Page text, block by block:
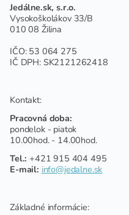
Jedálne.sk, s.r.o.
Vysokoškolákov 33/B
010 08 Žilina
IČO: 53 064 275
IČ DPH: SK2121262418
Kontakt:
Pracovná doba:
pondelok - piatok
10.00hod. - 14.00hod.
Tel.: +421 915 404 495
E-mail: info@jedalne.sk
Základné informácie: